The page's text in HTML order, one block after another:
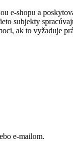
e-shopu a
subjekty
ak to vyžaduje
e-mailom.